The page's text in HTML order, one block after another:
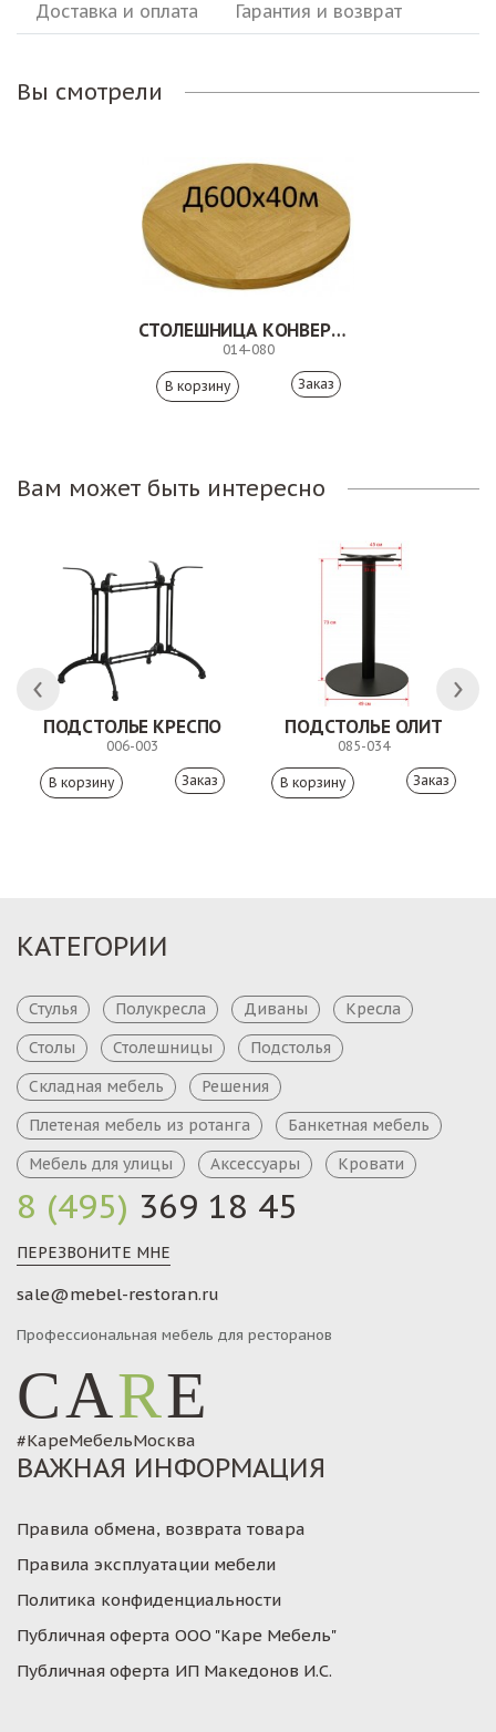
Доставка и оплата Гарантия и возврат
Вы смотрели
СТОЛЕШНИЦА КОНВЕРТ. 014-080
014-080
Заказ
Вам может быть интересно
ПОДСТОЛЬЕ КРЕСПО
006-003
Заказ
ПОДСТОЛЬЕ ОЛИТ
085-034
Заказ
8 (495) 369 18 45
ПЕРЕЗВОНИТЕ МНЕ
sale@mebel-restoran.ru
Профессиональная мебель для ресторанов
CARE
#КареМебельМосква
КАТЕГОРИИ
Стулья Полукресла Диваны
Кресла
Столы
Столешницы
Подстолья
Складная мебель
Решения
Плетеная мебель из ротанга
Банкетная мебель
Мебель для улицы
Аксессуары Кровати
ВАЖНАЯ ИНФОРМАЦИЯ
Правила обмена, возврата товара
Правила эксплуатации мебели
Политика конфиденциальности
Публичная оферта ООО "Каре Мебель"
Публичная оферта ИП Македонов И.С.